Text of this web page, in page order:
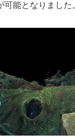
能となりました